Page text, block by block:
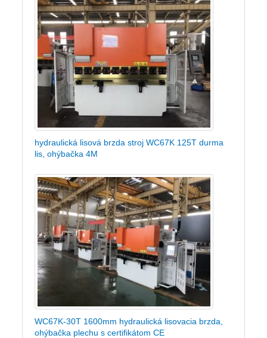
hydraulická lisová brzda stroj WC67K 125T durma
lis, ohýbačka 4M
WC67K-30T 1600mm hydraulická lisovacia brzda,
ohýbačka plechu s certifikátom CE